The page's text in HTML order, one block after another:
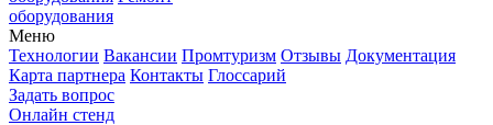
оборудования
Меню
Технологии Вакансии Промтуризм Отзывы Документация
Карта партнера Контакты Глоссарий
Задать вопрос
Онлайн стенд